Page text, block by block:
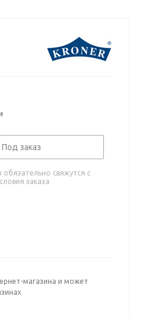
Под заказ
свяжутся с
заказа
магазина и может